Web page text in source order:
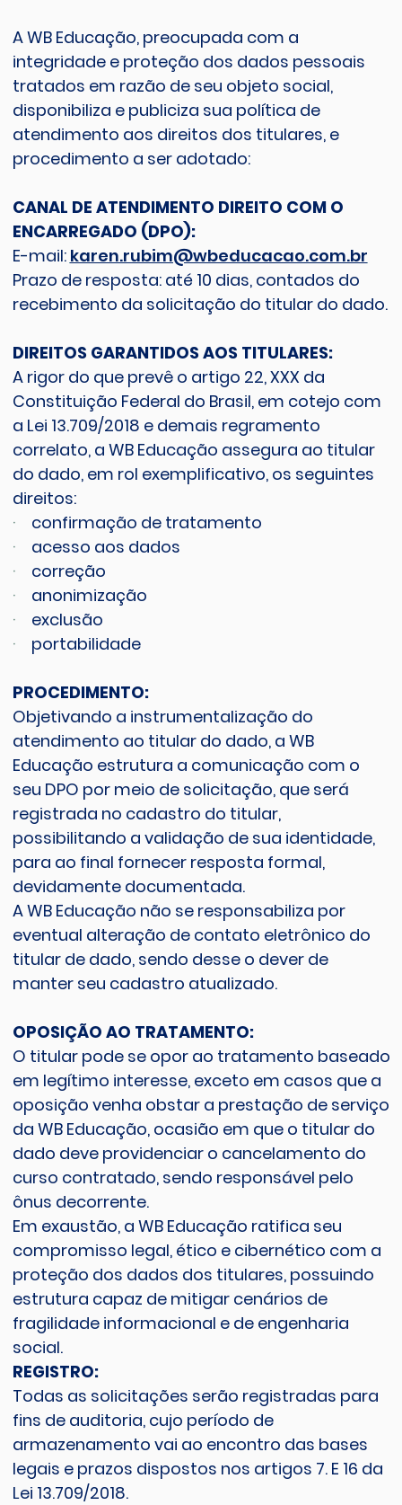
A WB Educação, preocupada com a
integridade e proteção dos dados pessoais
tratados em razão de seu objeto social,
disponibiliza e publiciza sua política de
atendimento aos direitos dos titulares, e
procedimento a ser adotado:
CANAL DE ATENDIMENTO DIREITO COM O
ENCARREGADO (DPO):
E-mail: karen.rubim@wbeducacao.com.br
Prazo de resposta: até 10 dias, contados do
recebimento da solicitação do titular do dado.
DIREITOS GARANTIDOS AOS TITULARES:
A rigor do que prevê o artigo 22, XXX da
Constituição Federal do Brasil, em cotejo com
a Lei 13.709/2018 e demais regramento
correlato, a WB Educação assegura ao titular
do dado, em rol exemplificativo, os seguintes
direitos:
·
confirmação de tratamento
·
acesso aos dados
·
correção
·
anonimização
·
exclusão
·
portabilidade
PROCEDIMENTO:
Objetivando a instrumentalização do
atendimento ao titular do dado, a WB
Educação estrutura a comunicação com o
seu DPO por meio de solicitação, que será
registrada no cadastro do titular,
possibilitando a validação de sua identidade,
para ao final fornecer resposta formal,
devidamente documentada.
A WB Educação não se responsabiliza por
eventual alteração de contato eletrônico do
titular de dado, sendo desse o dever de
manter seu cadastro atualizado.
OPOSIÇÃO AO TRATAMENTO:
O titular pode se opor ao tratamento baseado
em legítimo interesse, exceto em casos que a
oposição venha obstar a prestação de serviço
da WB Educação, ocasião em que o titular do
dado deve providenciar o cancelamento do
curso contratado, sendo responsável pelo
ônus decorrente.
Em exaustão, a WB Educação ratifica seu
compromisso legal, ético e cibernético com a
proteção dos dados dos titulares, possuindo
estrutura capaz de mitigar cenários de
fragilidade informacional e de engenharia
social.
REGISTRO:
Todas as solicitações serão registradas para
fins de auditoria, cujo período de
armazenamento vai ao encontro das bases
legais e prazos dispostos nos artigos 7. E 16 da
Lei 13.709/2018.